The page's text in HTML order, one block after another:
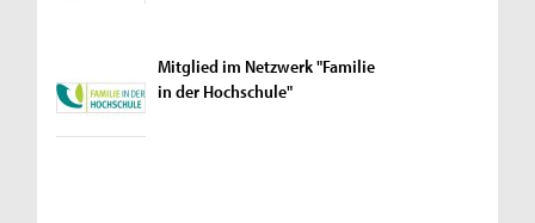
Mitglied im Netzwerk "Familie
in der Hochschule"